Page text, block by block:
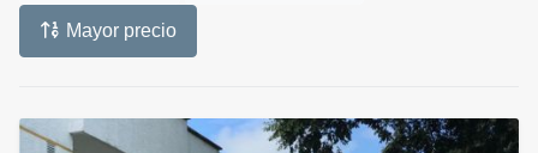
Mayor precio